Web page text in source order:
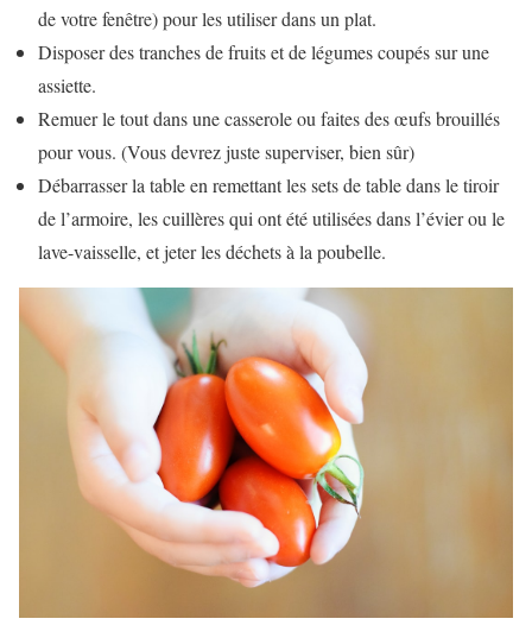
de votre fenêtre) pour les utiliser dans un plat.
Disposer des tranches de fruits et de légumes coupés sur une
assiette.
Remuer le tout dans une casserole ou faites des œufs brouillés
pour vous. (Vous devrez juste superviser, bien sûr)
Débarrasser la table en remettant les sets de table dans le tiroir
de l’armoire, les cuillères qui ont été utilisées dans l’évier ou le
lave-vaisselle, et jeter les déchets à la poubelle.